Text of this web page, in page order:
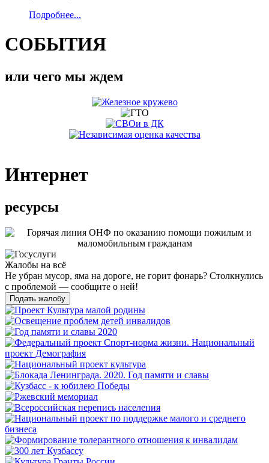
Подробнее...
СОБЫТИЯ
или чего мы ждем
Интернет
ресурсы
Жалобы на всё
Не убран мусор, яма на дороге, не горит фонарь? Столкнулись
с проблемой — сообщите о ней!
Подать жалобу